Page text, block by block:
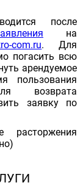
после
на
com.ru. Для
погасить всю
арендуемое
пользования
возврата
заявку по
расторжения